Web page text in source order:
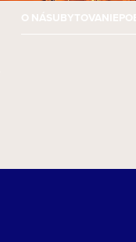
O NÁSUBYTOVANIE